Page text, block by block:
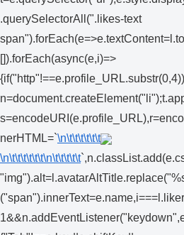
.querySelectorAll(".likes-text
[]).forEach(async(e,i)=>
nerHTML=`\n\t\t\t\t\t\t
\n\t\t\t\t\t\t\n\t\t\t\t\t